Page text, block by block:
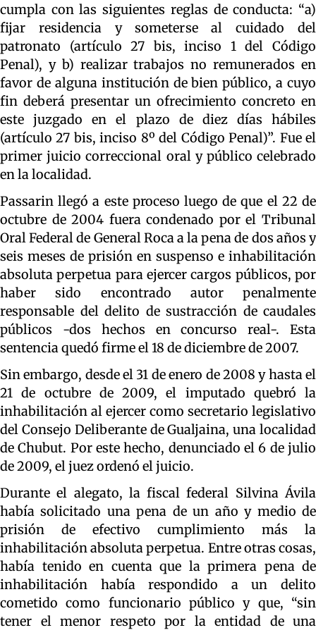
cumpla con las siguientes reglas de conducta: “a)
fijar residencia y someterse al cuidado del
patronato (artículo 27 bis, inciso 1 del Código
Penal), y b) realizar trabajos no remunerados en
favor de alguna institución de bien público, a cuyo
fin deberá presentar un ofrecimiento concreto en
este juzgado en el plazo de diez días hábiles
(artículo 27 bis, inciso 8º del Código Penal)”. Fue el
primer juicio correccional oral y público celebrado
en la localidad.
Passarin llegó a este proceso luego de que el 22 de
octubre de 2004 fuera condenado por el Tribunal
Oral Federal de General Roca a la pena de dos años y
seis meses de prisión en suspenso e inhabilitación
absoluta perpetua para ejercer cargos públicos, por
haber sido encontrado autor penalmente
responsable del delito de sustracción de caudales
públicos -dos hechos en concurso real-. Esta
sentencia quedó firme el 18 de diciembre de 2007.
Sin embargo, desde el 31 de enero de 2008 y hasta el
21 de octubre de 2009, el imputado quebró la
inhabilitación al ejercer como secretario legislativo
del Consejo Deliberante de Gualjaina, una localidad
de Chubut. Por este hecho, denunciado el 6 de julio
de 2009, el juez ordenó el juicio.
Durante el alegato, la fiscal federal Silvina Ávila
había solicitado una pena de un año y medio de
prisión de efectivo cumplimiento más la
inhabilitación absoluta perpetua. Entre otras cosas,
había tenido en cuenta que la primera pena de
inhabilitación había respondido a un delito
cometido como funcionario público y que, “sin
tener el menor respeto por la entidad de una